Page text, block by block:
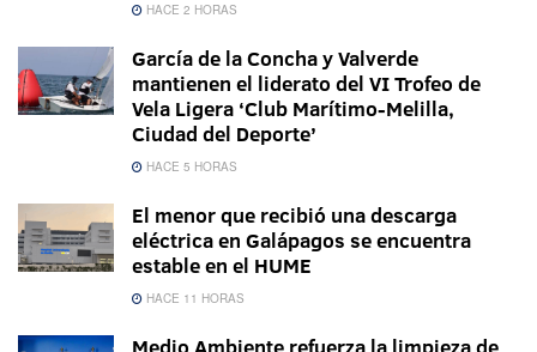
HACE 2 HORAS
García de la Concha y Valverde
mantienen el liderato del VI Trofeo de
Vela Ligera ‘Club Marítimo-Melilla,
Ciudad del Deporte’
HACE 5 HORAS
El menor que recibió una descarga
eléctrica en Galápagos se encuentra
estable en el HUME
HACE 11 HORAS